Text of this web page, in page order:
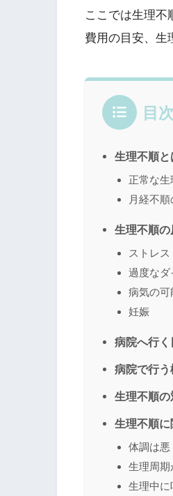
ここでは生理不
費用の目安、生
目次
生理不順と
正常な
月経不
生理不順の
ストレス
過度なダ
病気の可
妊娠
病院へ行く
病院で行
生理不順の
生理不順に
体調は悪
生理周期
生理中に